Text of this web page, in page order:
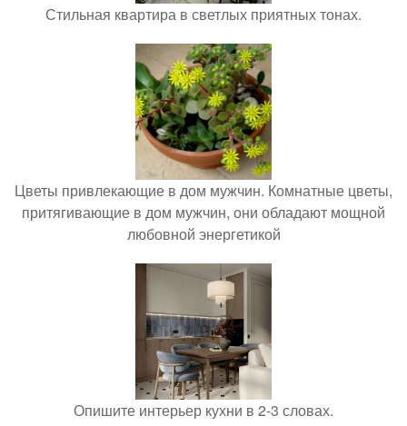
Стильная квартира в светлых приятных тонах.
Цветы привлекающие в дом мужчин. Комнатные цветы,
притягивающие в дом мужчин, они обладают мощной
любовной энергетикой
Опишите интерьер кухни в 2-3 словах.